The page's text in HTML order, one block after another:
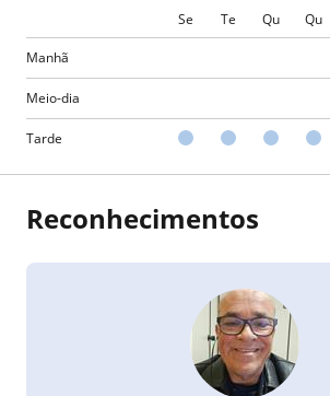
Se Te Qu Qu
Manhã
Meio-dia
Tarde
Reconhecimentos